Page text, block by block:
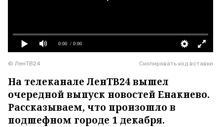
0:00 / 0:00
Скопировать код вставки
© ЛенТВ24
На телеканале ЛенТВ24 вышел
очередной выпуск новостей Енакиево.
Рассказываем, что произошло в
подшефном городе 1 декабря.